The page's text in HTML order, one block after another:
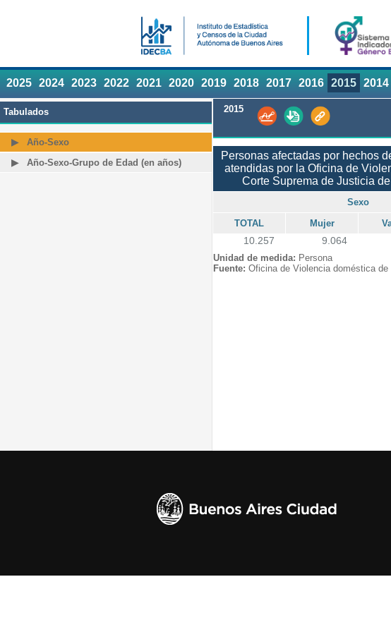
2025 2024 2023 2022 2021 2020 2019 2018 2017 2016 2015 2014
Tabulados
Año-Sexo
Año-Sexo-Grupo de Edad (en años)
2015
Personas afectadas por hechos
atendidas por la Oficina de
Corte Suprema de Justicia
Sexo
TOTAL
Mujer
10.257 9.064
Unidad de medida: Persona
Fuente: Oficina de Violencia doméstica